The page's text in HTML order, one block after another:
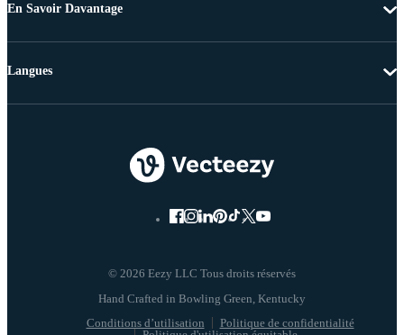
En Savoir Davantage
© 2026 Eezy LLC Tous droits réservés
Conditions d’utilisation
Politique de confidentialité
Langues